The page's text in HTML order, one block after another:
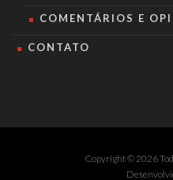
COMENTÁRIOS E
CONTATO
Copyright © 2026